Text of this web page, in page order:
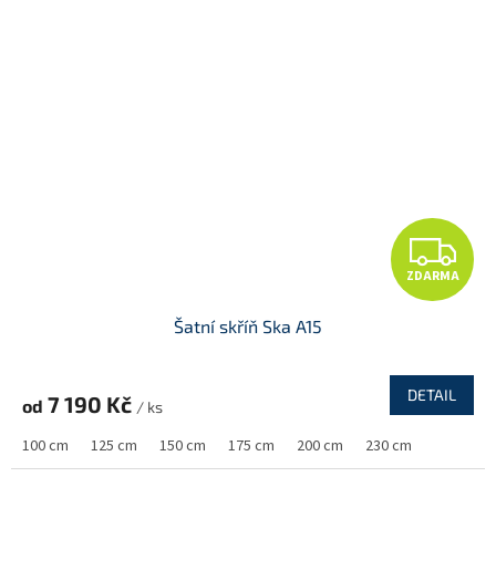
Z
D
R
A
ZDARMA
Šatní skříň Ska A15
od 7 190 Kč / ks
DETAIL
100 cm 125 cm 150 cm 175 cm 200 cm 230 cm